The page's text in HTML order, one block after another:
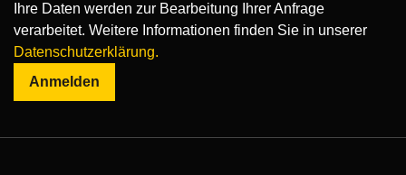
Ihre Daten werden zur Bearbeitung Ihrer Anfrage
verarbeitet. Weitere Informationen finden Sie in unserer
Datenschutzerklärung.
Anmelden